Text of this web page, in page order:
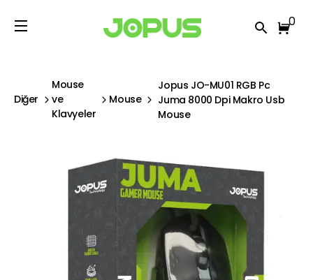
0
Diğer
Mouse
ve
Klavyeler
Mouse
Jopus JO-MU01 RGB Pc
Juma 8000 Dpi Makro Usb
Mouse